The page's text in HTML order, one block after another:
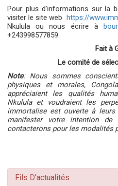
Pour plus d’informations sur la
visiter le site web https://
Nkulula ou nous écrire à
+243998577859.
Fait à
Le comité de
Note: Nous sommes
physiques et morales,
appréciaient les qualités
Nkulula et voudraient les
immortalise est ouverte à leurs
manifester votre intention de
contacterons pour les modalités
Fils D'actualités